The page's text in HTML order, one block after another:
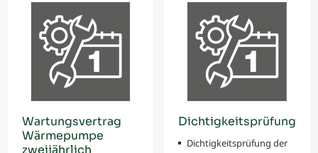
Wartungsvertrag
Wärmepumpe
Dichtigkeitsprüfung
Dichtigkeitsprüfung der